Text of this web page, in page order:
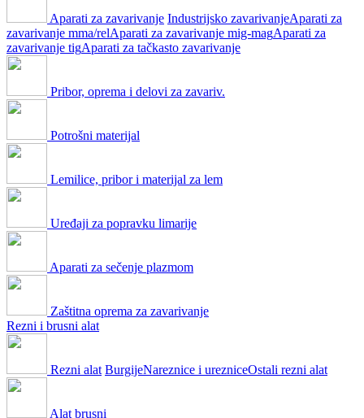
Aparati za zavarivanje Industrijsko zavarivanjeAparati za
zavarivanje mma/relAparati za zavarivanje mig-magAparati za
zavarivanje tigAparati za tačkasto zavarivanje
Pribor, oprema i delovi za zavariv.
Potrošni materijal
Lemilice, pribor i materijal za lem
Uređaji za popravku limarije
Aparati za sečenje plazmom
Zaštitna oprema za zavarivanje
Rezni i brusni alat
Rezni alat BurgijeNareznice i urezniceOstali rezni alat
Alat brusni